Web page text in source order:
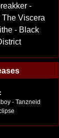
-
Viscera
- Black
- Tanzneid